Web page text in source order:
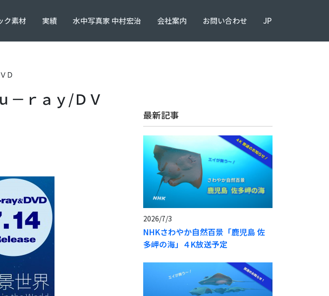
ク素材 実績 水中写真家 中村宏治 会社案内 お問い合わせ JP
Ｄ
－ｒａｙ/ＤＶ
最新記事
2026/7/3
NHKさわやか自然百景「鹿児島 佐
多岬の海」４K放送予定